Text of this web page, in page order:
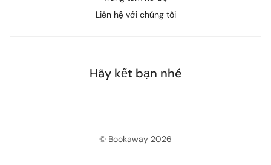
Liên hệ với chúng tôi
Hãy kết bạn nhé
© Bookaway 2026